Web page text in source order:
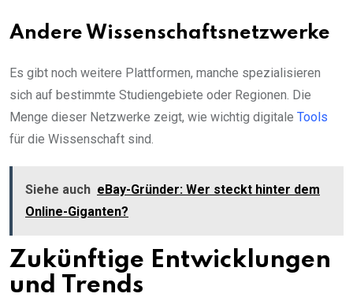
Andere Wissenschaftsnetzwerke
Es gibt noch weitere Plattformen, manche spezialisieren
sich auf bestimmte Studiengebiete oder Regionen. Die
Menge dieser Netzwerke zeigt, wie wichtig digitale Tools
für die Wissenschaft sind.
Siehe auch eBay-Gründer: Wer steckt hinter dem
Online-Giganten?
Zukünftige Entwicklungen
und Trends